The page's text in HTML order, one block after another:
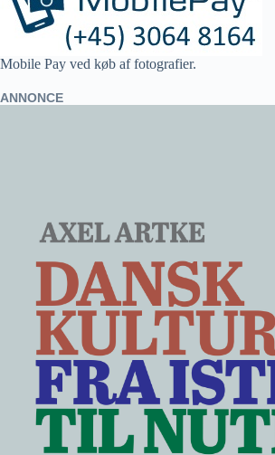
Mobile Pay ved køb af fotografier.
ANNONCE